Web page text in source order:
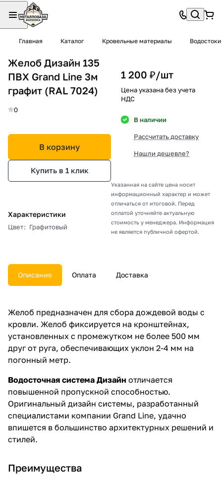
Главная Каталог Кровельные материалы Водостоки
Желоб Дизайн 135
ПВХ Grand Line 3м
графит (RAL 7024)
0
В корзину
Купить в 1 клик
Характеристики
Цвет: Графитовый
1 200 ₽/шт
Цена указана без учета
НДС
В наличии
Рассчитать доставку
Нашли дешевле?
Указанная на сайте цена носит
информационный характер и может
отличаться от итоговой. Перед
оплатой уточняйте актуальную
стоимость у менеджера. Информация
не является публичной офертой.
Описание Оплата Доставка
Желоб предназначен для сбора дождевой воды с
кровли. Желоб фиксируется на кронштейнах,
установленных с промежутком не более 500 мм
друг от руга, обеспечивающих уклон 2-4 мм на
погонный метр.
Водосточная система Дизайн отличается
повышенной пропускной способностью.
Оригинальный дизайн системы, разработанный
специалистами компании Grand Line, удачно
впишется в большинство архитектурных решений и
стилей.
Преимущества